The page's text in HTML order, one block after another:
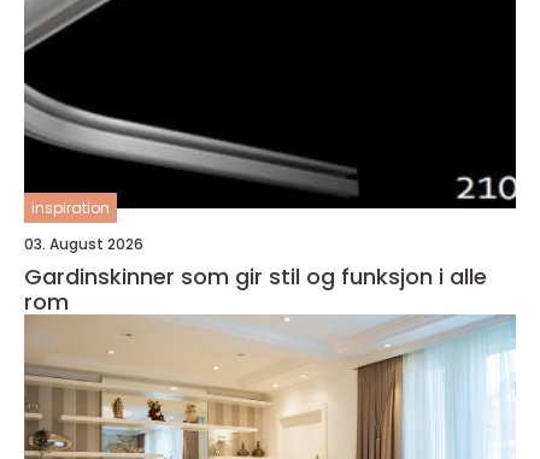
inspiration
03. August 2026
Gardinskinner som gir stil og funksjon i alle
rom